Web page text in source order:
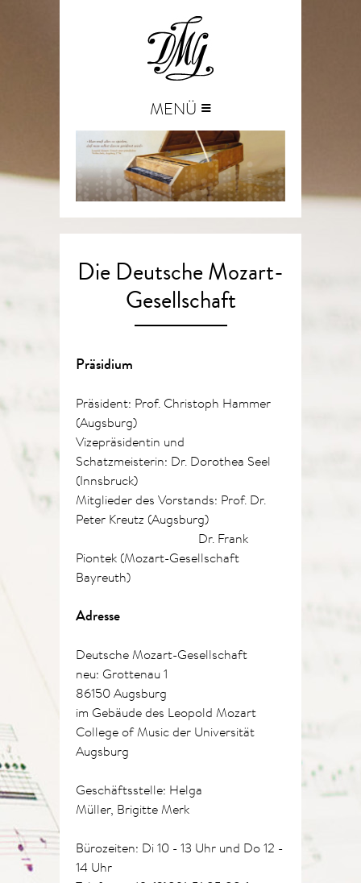
MENÜ ≡
Die Deutsche Mozart-
Gesellschaft
Präsidium
Präsident: Prof. Christoph Hammer
(Augsburg)
Vizepräsidentin und
Schatzmeisterin: Dr. Dorothea Seel
(Innsbruck)
Mitglieder des Vorstands: Prof. Dr.
Peter Kreutz (Augsburg)
Dr. Frank
Piontek (Mozart-Gesellschaft
Bayreuth)
Adresse
Deutsche Mozart-Gesellschaft
neu: Grottenau 1
86150 Augsburg
im Gebäude des Leopold Mozart
College of Music der Universität
Augsburg
Geschäftsstelle: Helga
Müller, Brigitte Merk
Bürozeiten: Di 10 - 13 Uhr und Do 12 -
14 Uhr